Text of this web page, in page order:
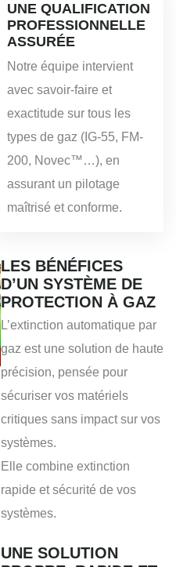
UNE QUALIFICATION
PROFESSIONNELLE
ASSURÉE
Notre équipe intervient
avec savoir-faire et
exactitude sur tous les
types de gaz (IG-55, FM-
200, Novec™…), en
assurant un pilotage
maîtrisé et conforme.
LES BÉNÉFICES
D’UN SYSTÈME DE
PROTECTION À GAZ
L’extinction automatique par
gaz est une solution de haute
précision, pensée pour
sécuriser vos matériels
critiques sans impact sur vos
systèmes.
Elle combine extinction
rapide et sécurité de vos
systèmes.
UNE SOLUTION